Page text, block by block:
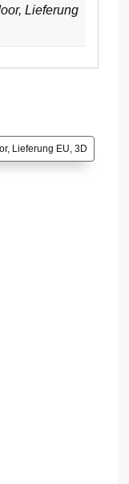
, Lieferung
Lieferung EU, 3D